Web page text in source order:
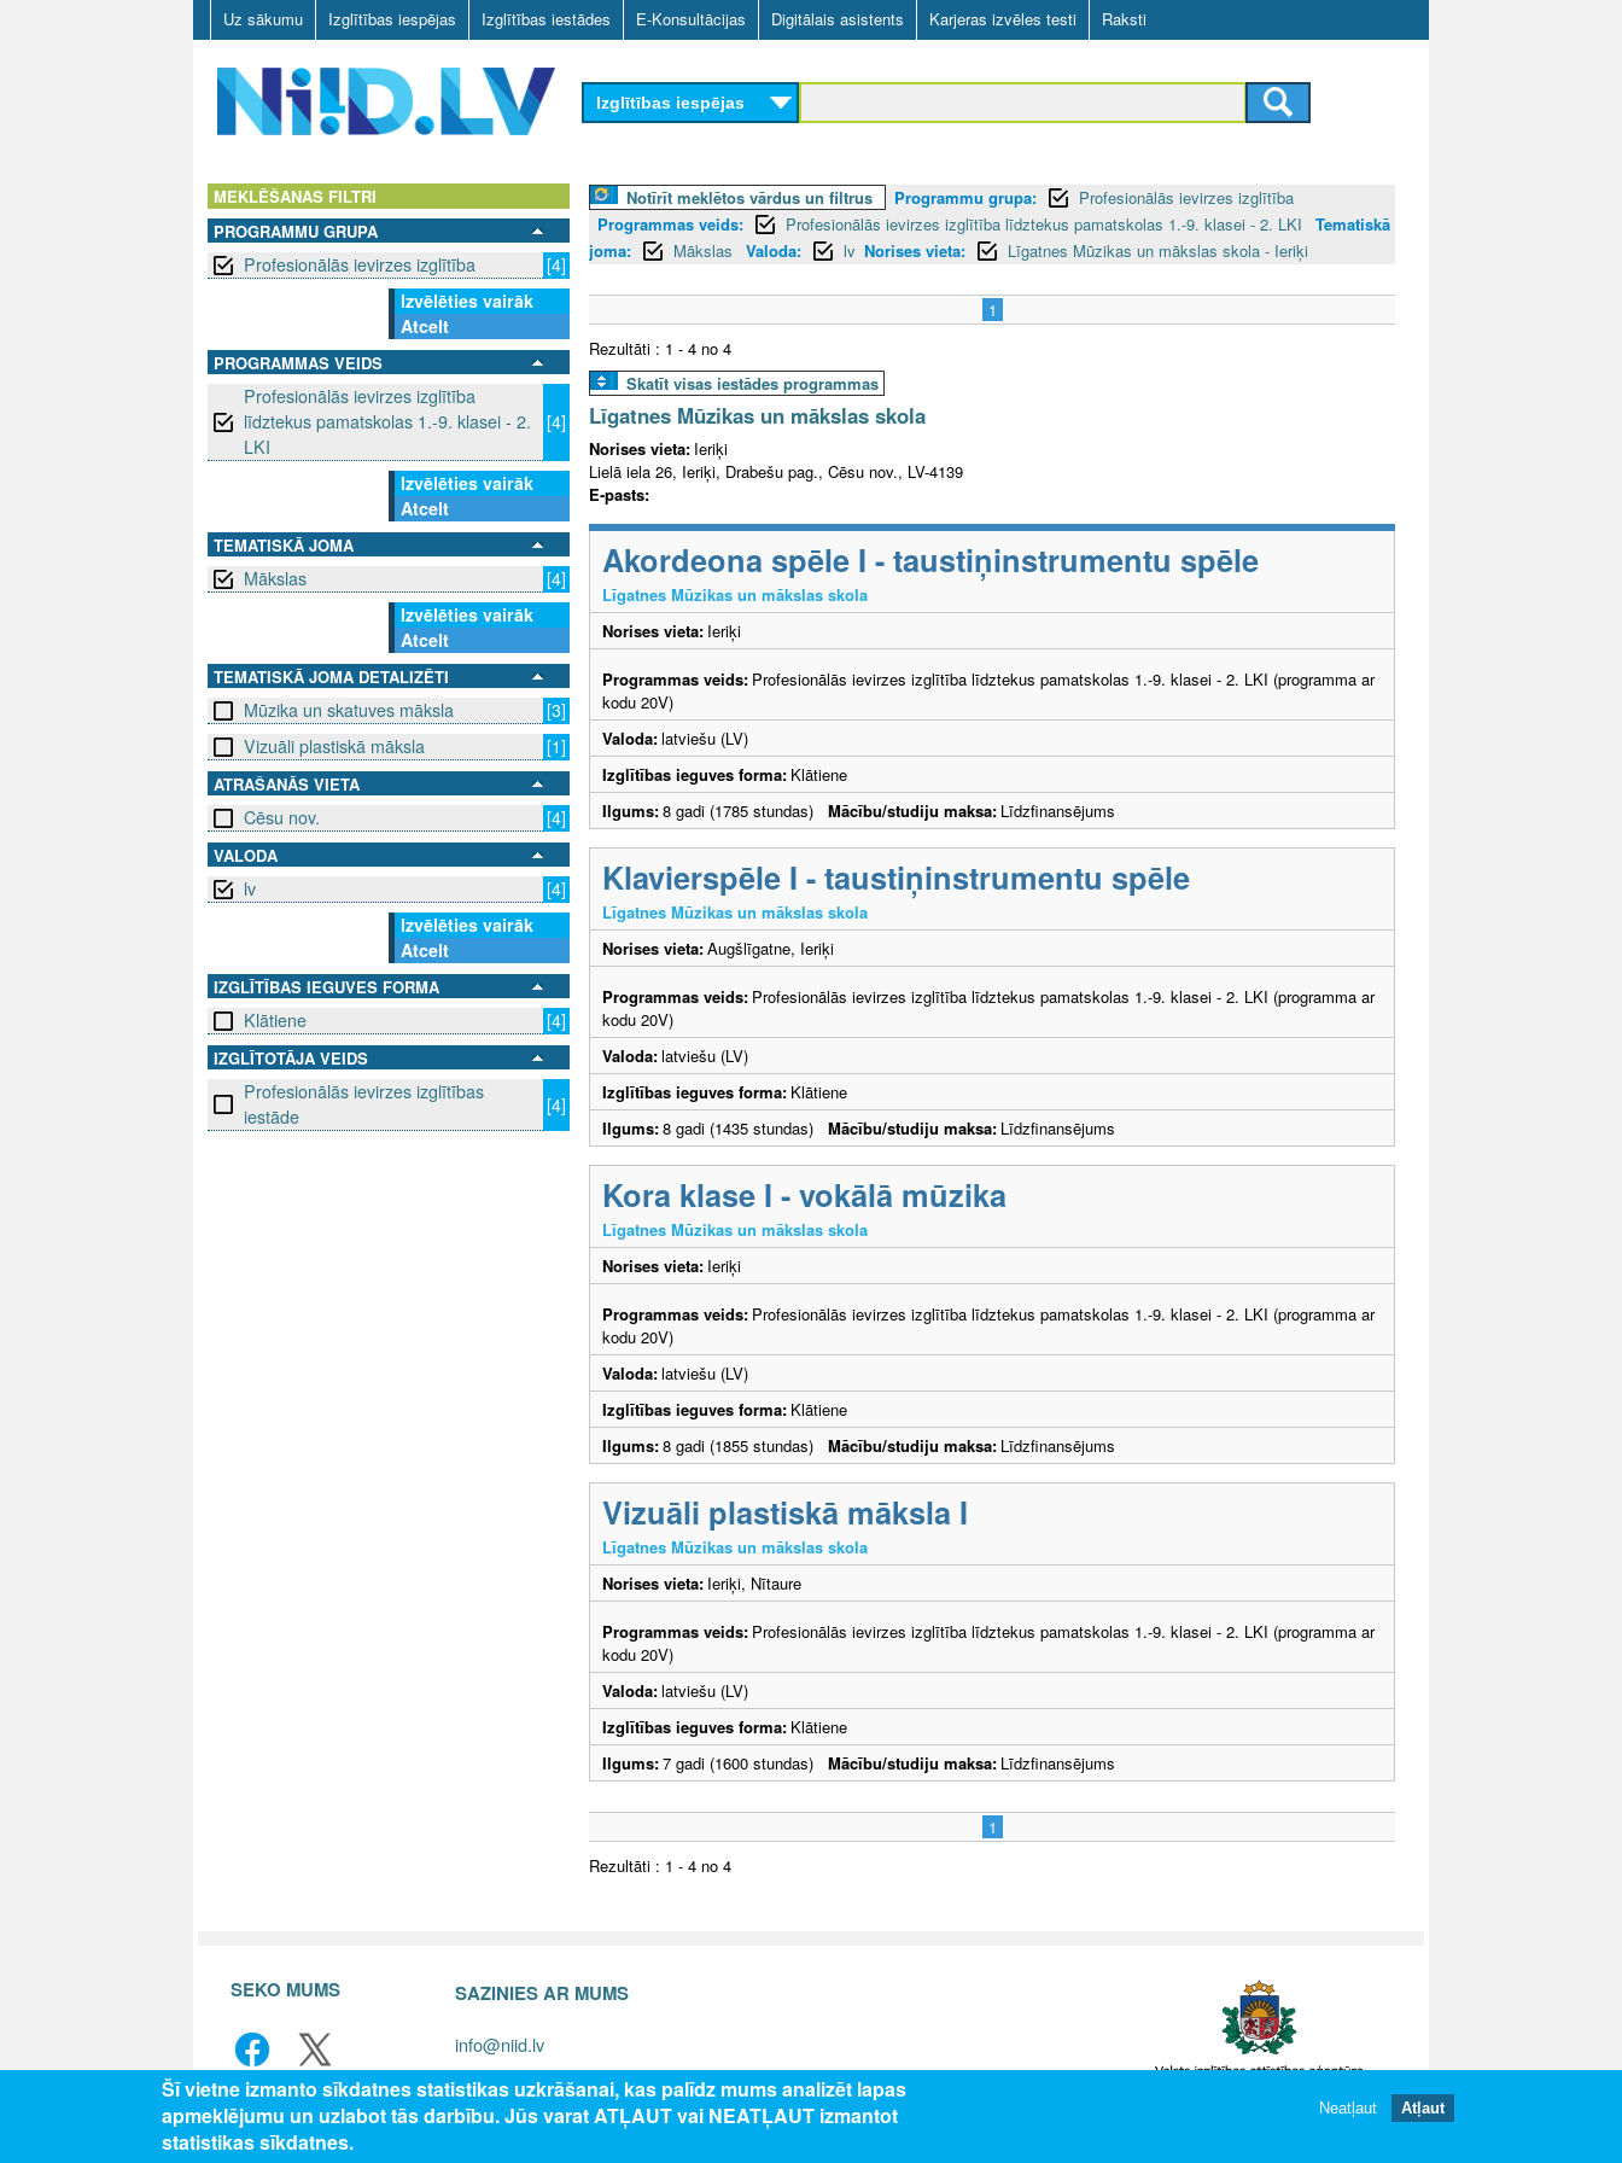
Skip
to
main
content
Uz sākumu Izglītības iespējas Izglītības iestādes E-Konsultācijas Digitālais asistents Karjeras izvēles testi Raksti
Izglītības iespējas
MEKLĒŠANAS FILTRI
PROGRAMMU GRUPA
Profesionālās ievirzes izglītība
[4]
Izvēlēties vairāk
Atcelt
PROGRAMMAS VEIDS
Profesionālās ievirzes izglītība
līdztekus pamatskolas 1.-9. klasei - 2.
LKI
[4]
Izvēlēties vairāk
Atcelt
TEMATISKĀ JOMA
Mākslas
[4]
Izvēlēties vairāk
Atcelt
TEMATISKĀ JOMA DETALIZĒTI
Mūzika un skatuves māksla
[3]
Vizuāli plastiskā māksla
[1]
ATRAŠANĀS VIETA
Cēsu nov. [4]
VALODA
lv
[4]
Izvēlēties vairāk
Atcelt
IZGLĪTĪBAS IEGUVES FORMA
Klātiene [4]
IZGLĪTOTĀJA VEIDS
Profesionālās ievirzes izglītības
iestāde
[4]
Notīrīt meklētos vārdus un filtrus Programmu grupa:
Profesionālās ievirzes izglītība
Programmas veids:
Profesionālās ievirzes izglītība līdztekus pamatskolas 1.-9. klasei - 2. LKI
Tematiskā
joma:
Mākslas Valoda: lv Norises vieta: Līgatnes Mūzikas un mākslas skola - Ieriķi
1
Rezultāti : 1 - 4 no 4
Skatīt visas iestādes programmas
Līgatnes Mūzikas un mākslas skola
Norises vieta: Ieriķi
Lielā iela 26, Ieriķi, Drabešu pag., Cēsu nov., LV-4139
E-pasts:
Akordeona spēle I - taustiņinstrumentu spēle
Līgatnes Mūzikas un mākslas skola
Norises vieta: Ieriķi
Programmas veids: Profesionālās ievirzes izglītība līdztekus pamatskolas 1.-9. klasei - 2. LKI (programma ar
kodu 20V)
Valoda:latviešu (LV)
Izglītības ieguves forma: Klātiene
Ilgums:8 gadi (1785 stundas) Mācību/studiju maksa: Līdzfinansējums
Klavierspēle I - taustiņinstrumentu spēle
Līgatnes Mūzikas un mākslas skola
Norises vieta:Augšlīgatne, Ieriķi
Programmas veids: Profesionālās ievirzes izglītība līdztekus pamatskolas 1.-9. klasei - 2. LKI (programma ar
kodu 20V)
Valoda:latviešu (LV)
Izglītības ieguves forma: Klātiene
Ilgums:8 gadi (1435 stundas) Mācību/studiju maksa: Līdzfinansējums
Kora klase I - vokālā mūzika
Līgatnes Mūzikas un mākslas skola
Norises vieta: Ieriķi
Programmas veids: Profesionālās ievirzes izglītība līdztekus pamatskolas 1.-9. klasei - 2. LKI (programma ar
kodu 20V)
Valoda:latviešu (LV)
Izglītības ieguves forma: Klātiene
Ilgums:8 gadi (1855 stundas) Mācību/studiju maksa: Līdzfinansējums
Vizuāli plastiskā māksla I
Līgatnes Mūzikas un mākslas skola
Norises vieta: Ieriķi, Nītaure
Programmas veids: Profesionālās ievirzes izglītība līdztekus pamatskolas 1.-9. klasei - 2. LKI (programma ar
kodu 20V)
Valoda:latviešu (LV)
Izglītības ieguves forma: Klātiene
Ilgums:7 gadi (1600 stundas) Mācību/studiju maksa: Līdzfinansējums
1
Rezultāti : 1 - 4 no 4
SEKO MUMS SAZINIES AR MUMS
info@niid.lv
Šī vietne izmanto sīkdatnes statistikas uzkrāšanai, kas palīdz mums analizēt lapas
apmeklējumu un uzlabot tās darbību. Jūs varat ATĻAUT vai NEATĻAUT izmantot
statistikas sīkdatnes.
Neatļaut Atļaut